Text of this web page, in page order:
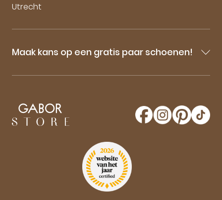
Utrecht
Maak kans op een gratis paar schoenen!
Blijf op de hoogte van onze sale-aankondigingen,
maak kans op een gratis paar Gabor schoenen!
Aanmelden